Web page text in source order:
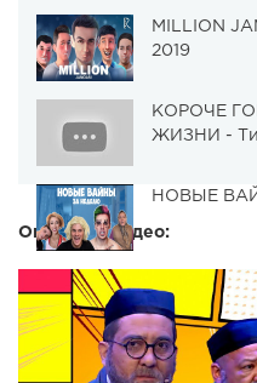
MILLION
2019
КОРОЧЕ
ЖИЗНИ -
НОВЫЕ
Описание видео: